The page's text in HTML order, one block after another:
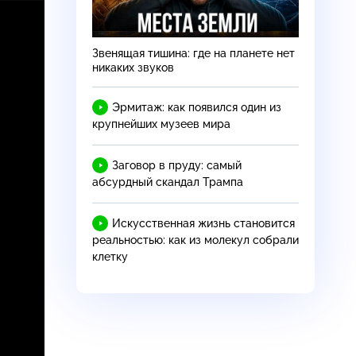
Звенящая тишина: где на планете нет
никаких звуков
Эрмитаж: как появился один из
крупнейших музеев мира
Заговор в пруду: самый
абсурдный скандал Трампа
Искусственная жизнь становится
реальностью: как из молекул собрали
клетку